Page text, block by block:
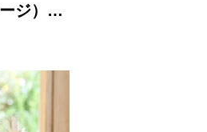
ジ）デ